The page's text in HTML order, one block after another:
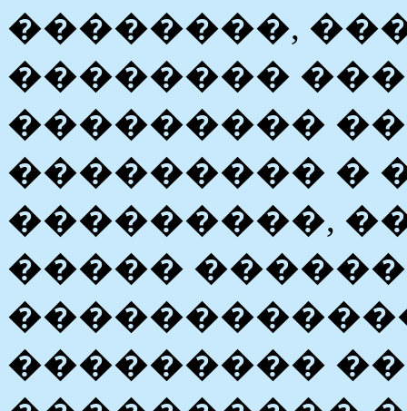
��������,
��������
���������
��������� �
���������,
�����
���������